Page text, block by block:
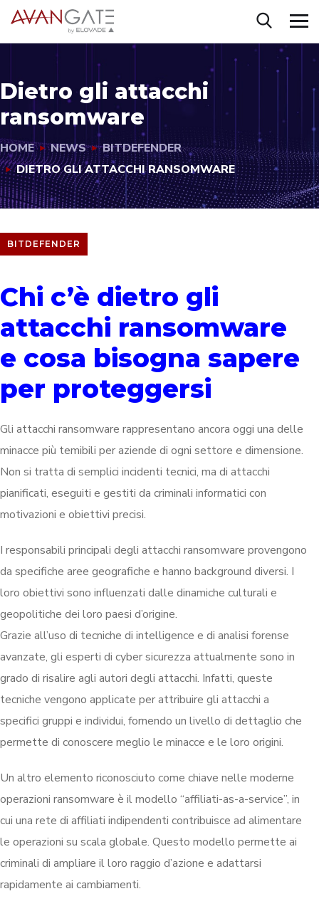
Dietro gli attacchi
ransomware
HOME NEWS
BITDEFENDER
DIETRO GLI ATTACCHI RANSOMWARE
BITDEFENDER
Chi c’è dietro gli
attacchi ransomware
e cosa bisogna sapere
per proteggersi
Gli attacchi ransomware rappresentano ancora oggi una delle
minacce più temibili per aziende di ogni settore e dimensione.
Non si tratta di semplici incidenti tecnici, ma di attacchi
pianificati, eseguiti e gestiti da criminali informatici con
motivazioni e obiettivi precisi.
I responsabili principali degli attacchi ransomware provengono
da specifiche aree geografiche e hanno background diversi. I
loro obiettivi sono influenzati dalle dinamiche culturali e
geopolitiche dei loro paesi d’origine.
Grazie all’uso di tecniche di intelligence e di analisi forense
avanzate, gli esperti di cyber sicurezza attualmente sono in
grado di risalire agli autori degli attacchi. Infatti, queste
tecniche vengono applicate per attribuire gli attacchi a
specifici gruppi e individui, fornendo un livello di dettaglio che
permette di conoscere meglio le minacce e le loro origini.
Un altro elemento riconosciuto come chiave nelle moderne
operazioni ransomware è il modello “affiliati-as-a-service”, in
cui una rete di affiliati indipendenti contribuisce ad alimentare
le operazioni su scala globale. Questo modello permette ai
criminali di ampliare il loro raggio d’azione e adattarsi
rapidamente ai cambiamenti.